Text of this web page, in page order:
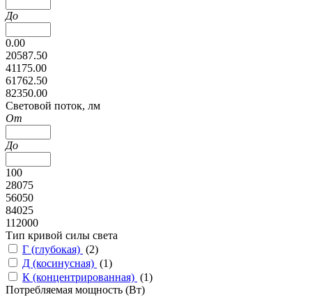
До
0.00
20587.50
41175.00
61762.50
82350.00
Cветовой поток, лм
От
До
100
28075
56050
84025
112000
Тип кривой силы света
Г (глубокая) (2)
Д (косинусная) (1)
К (концентрированная) (1)
Потребляемая мощность (Вт)